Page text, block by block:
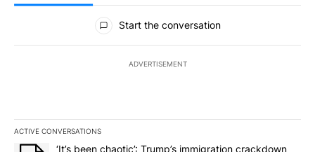
All Comments
Start the conversation
ADVERTISEMENT
ACTIVE CONVERSATIONS
The following is a list of the most commented articles in the last
A trending article titled "‘It’s been chaotic’: Trump’s
‘It’s been chaotic’: Trump’s immigration crackdown